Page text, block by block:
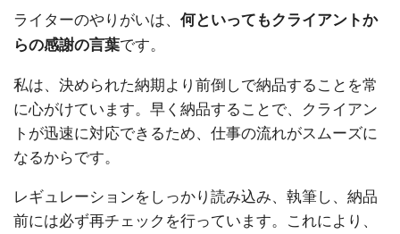
ライターのやりがいは、 何といってもクライアントか
らの感謝の言葉です。
私は、決められた納期より前倒しで納品することを常
に心がけています。早く納品することで、クライアン
トが迅速に対応できるため、仕事の流れがスムーズに
なるからです。
レギュレーションをしっかり読み込み、執筆し、納品
前には必ず再チェックを行っています。これにより、